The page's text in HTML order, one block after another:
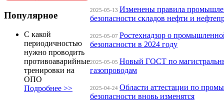
Популярное
С какой
периодичностью
нужно проводить
противоаварийные
тренировки на
ОПО
Подробнее >>
2025-05-13 Изменены правила
безопасности складов нефти и
2025-05-07 Ростехнадзор о
безопасности в 2024 году
2025-05-05 Новый ГОСТ по
газопроводам
2025-04-24 Области аттестации по
безопасности вновь изменятся